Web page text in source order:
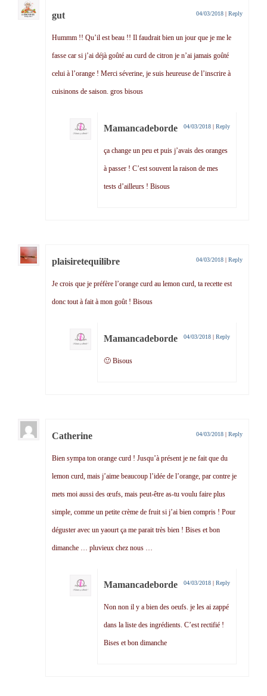
gut 04/03/2018 | Reply
Hummm !! Qu’il est beau !! Il faudrait bien un jour que je me le
fasse car si j’ai déjà goûté au curd de citron je n’ai jamais goûté
celui à l’orange ! Merci séverine, je suis heureuse de l’inscrire à
cuisinons de saison. gros bisous
Mamancadeborde 04/03/2018 | Reply
ça change un peu et puis j’avais des oranges
à passer ! C’est souvent la raison de mes
tests d’ailleurs ! Bisous
plaisiretequilibre 04/03/2018 | Reply
Je crois que je préfère l’orange curd au lemon curd, ta recette est
donc tout à fait à mon goût ! Bisous
Mamancadeborde 04/03/2018 | Reply
🙂 Bisous
Catherine 04/03/2018 | Reply
Bien sympa ton orange curd ! Jusqu’à présent je ne fait que du
lemon curd, mais j’aime beaucoup l’idée de l’orange, par contre je
mets moi aussi des œufs, mais peut-être as-tu voulu faire plus
simple, comme un petite crème de fruit si j’ai bien compris ! Pour
déguster avec un yaourt ça me parait très bien ! Bises et bon
dimanche … pluvieux chez nous …
Mamancadeborde 04/03/2018 | Reply
Non non il y a bien des oeufs. je les ai zappé
dans la liste des ingrédients. C’est rectifié !
Bises et bon dimanche